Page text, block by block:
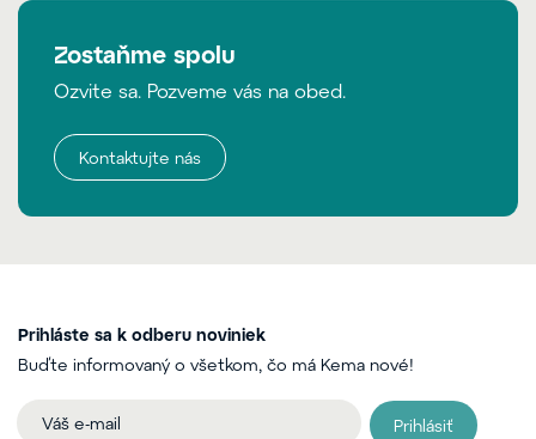
Zostaňme spolu
Ozvite sa. Pozveme vás na obed.
Kontaktujte nás
Prihláste sa k odberu noviniek
Buďte informovaný o všetkom, čo má Kema nové!
Prihlásiť